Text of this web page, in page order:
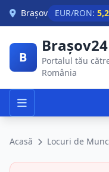
Skip to main content
Brașov EUR/RON:
B
Brașov24
Portalul tău
România
Acasă Locuri de